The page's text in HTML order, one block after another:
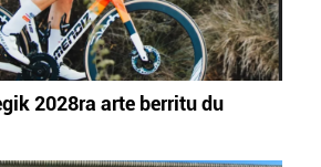
2028ra arte berritu du